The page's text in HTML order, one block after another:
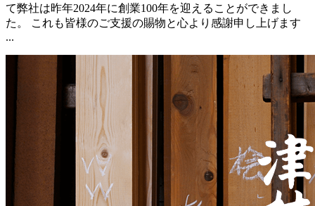
て弊社は昨年2024年に創業100年を迎えることができまし
た。 これも皆様のご支援の賜物と心より感謝申し上げます
...